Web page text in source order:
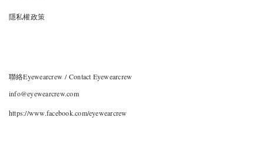
隱私權政策
聯絡Eyewearcrew / Contact Eyewearcrew
info@eyewearcrew.com
https://www.facebook.com/eyewearcrew